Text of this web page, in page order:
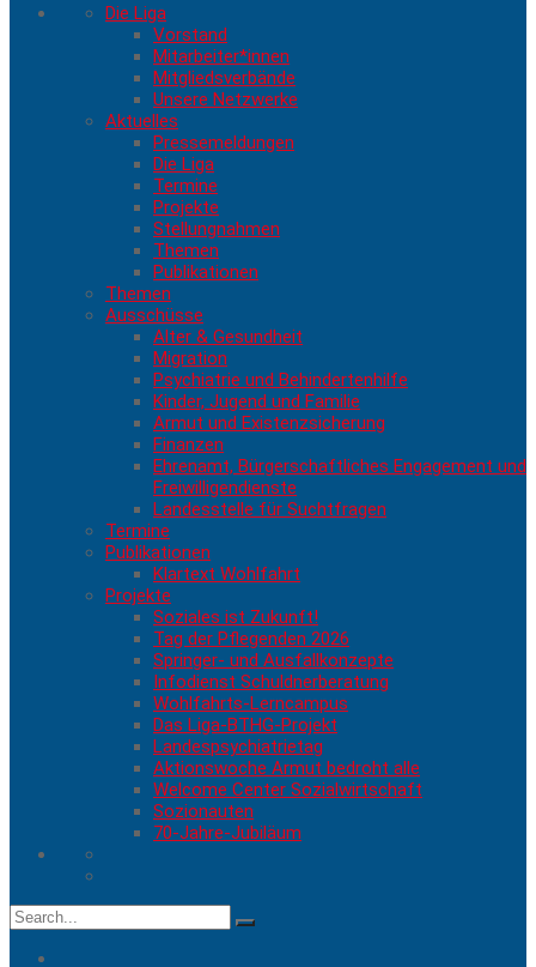
Die Liga
Vorstand
Mitarbeiter*innen
Mitgliedsverbände
Unsere Netzwerke
Aktuelles
Pressemeldungen
Die Liga
Termine
Projekte
Stellungnahmen
Themen
Publikationen
Themen
Ausschüsse
Alter & Gesundheit
Migration
Psychiatrie und Behindertenhilfe
Kinder, Jugend und Familie
Armut und Existenzsicherung
Finanzen
Ehrenamt, Bürgerschaftliches Engagement und
Freiwilligendienste
Landesstelle für Suchtfragen
Termine
Publikationen
Klartext Wohlfahrt
Projekte
Soziales ist Zukunft!
Tag der Pflegenden 2026
Springer- und Ausfallkonzepte
Infodienst Schuldnerberatung
Wohlfahrts-Lerncampus
Das Liga-BTHG-Projekt
Landespsychiatrietag
Aktionswoche Armut bedroht alle
Welcome Center Sozialwirtschaft
Sozionauten
70-Jahre-Jubiläum
Search
for: